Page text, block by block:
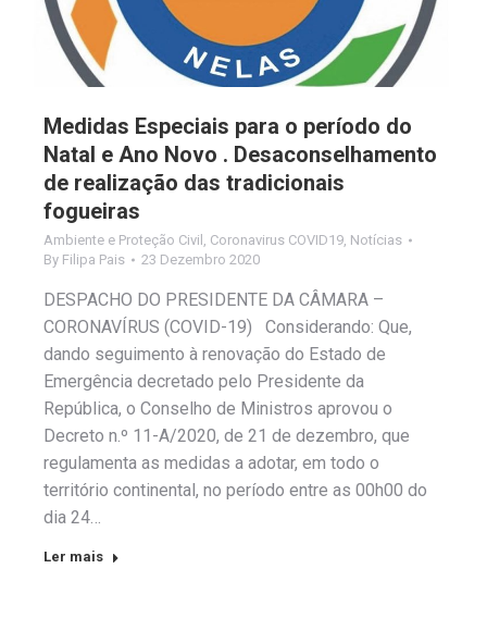
Medidas Especiais para o período do
Natal e Ano Novo . Desaconselhamento
de realização das tradicionais
fogueiras
Ambiente e Proteção Civil , Coronavirus COVID19, Notícias
By Filipa Pais 23 Dezembro 2020
DESPACHO DO PRESIDENTE DA CÂMARA –
CORONAVÍRUS (COVID-19) Considerando: Que,
dando seguimento à renovação do Estado de
Emergência decretado pelo Presidente da
República, o Conselho de Ministros aprovou o
Decreto n.º 11-A/2020, de 21 de dezembro, que
regulamenta as medidas a adotar, em todo o
território continental, no período entre as 00h00 do
dia 24…
Ler mais